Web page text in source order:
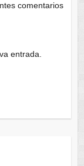
comentarios
entrada.